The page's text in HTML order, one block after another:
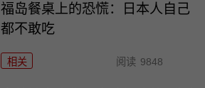
福岛餐桌上的恐慌：日本人自己
都不敢吃
相关 阅读 9848